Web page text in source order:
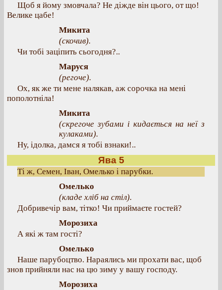
Щоб я йому змовчала? Не діжде він цього, от що!
Велике цабе!
Микита
(скочив).
Чи тобі заціпить сьогодня?..
Маруся
(регоче).
Ох, як же ти мене налякав, аж сорочка на мені
пополотніла!
Микита
(скрегоче зубами і кидається на неї з
кулаками).
Ну, ідолка, дамся я тобі взнаки!..
Ява 5
Ті ж, Семен, Іван, Омелько і парубки.
Омелько
(кладе хліб на стіл).
Добривечір вам, тітко! Чи приймаєте гостей?
Морозиха
А які ж там гості?
Омелько
Наше парубоцтво. Нараялись ми прохати вас, щоб
знов прийняли нас на цю зиму у вашу господу.
Морозиха